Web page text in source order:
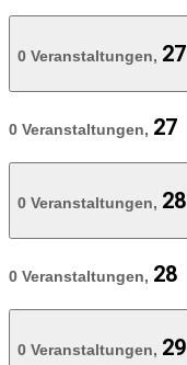
0 Veranstaltungen, 27
0 Veranstaltungen, 27
0 Veranstaltungen, 28
0 Veranstaltungen, 28
0 Veranstaltungen, 29